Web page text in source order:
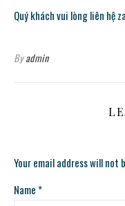
Quý khách vui lòng liên hệ
Byadmin
Your email address will not
Name *